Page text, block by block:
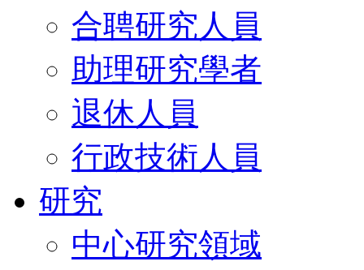
合聘研究人員
助理研究學者
退休人員
行政技術人員
研究
中心研究領域